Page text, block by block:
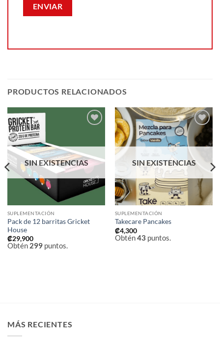
PRODUCTOS RELACIONADOS
lista de
deseos
SIN EXISTENCIAS
SUPLEMENTACIÓN
Pack de 12 barritas Gricket
House
₡29,900
Obtén 299puntos.
Añadir
a la
lista de
SIN EXISTENCIAS
SUPLEMENTACIÓN
Takecare Pancakes
₡4,300
Obtén43 puntos.
MÁS RECIENTES